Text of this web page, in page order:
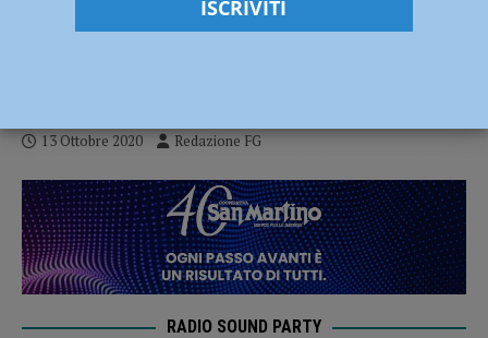
Il sindacato di polizia: “Basta aggressioni
13 Ottobre 2020 Redazione FG
RADIO SOUND PARTY